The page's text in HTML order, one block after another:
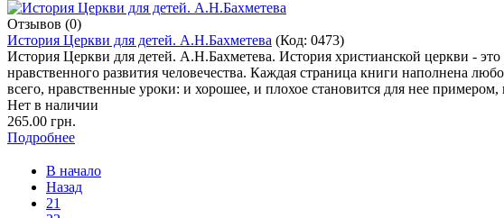
Отзывов (0)
История Церкви для детей. А.Н.Бахметева (Код: 0473)
История Церкви для детей. А.Н.Бахметева. История христианской церкви -
нравственного развития человечества. Каждая страница книги наполнена
всего, нравственные уроки: и хорошее, и плохое становится для нее
Нет в наличии
265.00 грн.
Подробнее
В начало
Назад
21